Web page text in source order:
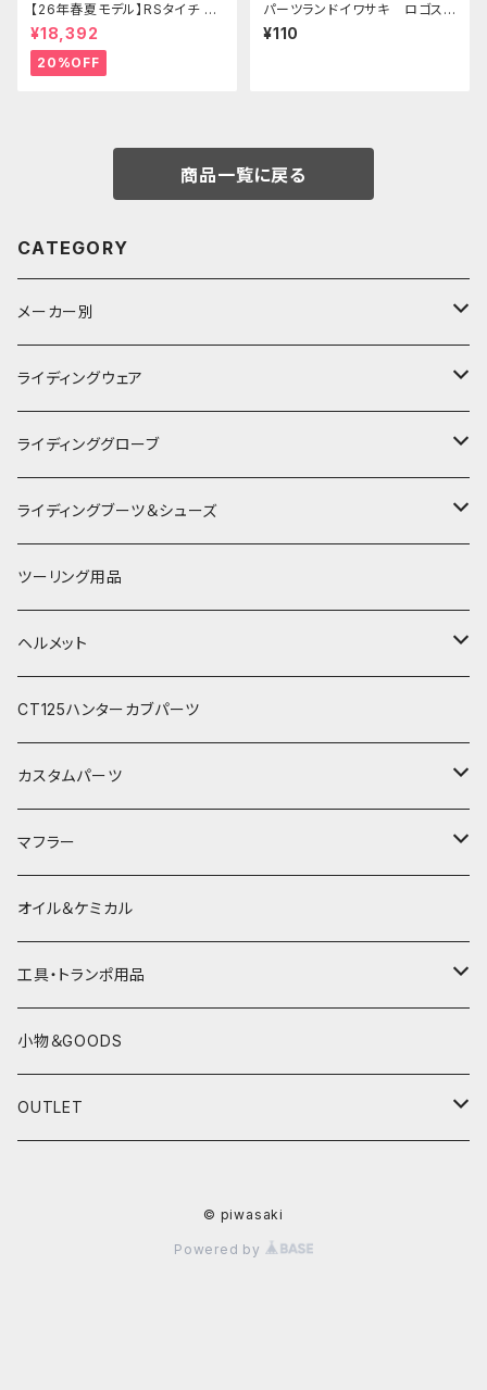
【26年春夏モデル】RSタイチ RS
J334 エアーフリップパーカ
¥18,392
20%OFF
パーツランドイワサキ ロゴステ
ッカー 小
¥110
商品一覧に戻る
CATEGORY
メーカー別
KUSHITANI
RSタイチ
アルパインスターズ
アライヘルメット
SHOEI
OGKカブト
HJC
ライディングウェア
春夏ライディングジャケット
春夏ライディングパンツ
秋冬ライディングジャケット
電熱ウェア
秋冬ライディングパンツ
秋冬防寒インナーウェア
レザーウェア
プロテクター＆小物
電熱ウェア
インナーウェア
グローブ
ライディンググローブ
オールシーズングローブ
メッシュグローブ
秋冬防風防寒グローブ
電熱グローブ
ライディングブーツ＆シューズ
ライディングブーツ
ライディングシューズ
ツーリング用品
ヘルメット
フルフェイスヘルメット
オープンフェイスヘルメット
パーツ&小物
CT125ハンターカブパーツ
カスタムパーツ
HONDA
YAMAHA
SUZUKI
KAWASAKI
外装パーツ
マフラー
HONDA
YAMAHA
SUZUKI
KAWASAKI
オイル＆ケミカル
工具・トランポ用品
充電器
小物＆GOODS
OUTLET
© piwasaki
Powered by